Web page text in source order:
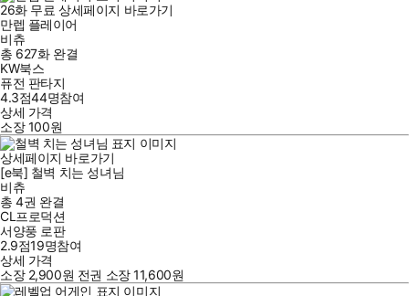
26화 무료 상세페이지 바로가기
만렙 플레이어
비츄
총 627화 완결
KW북스
퓨전 판타지
4.3점44명참여
상세 가격
소장100원
상세페이지 바로가기
[e북] 철벽 치는 성녀님
비츄
총 4권 완결
CL프로덕션
서양풍 로판
2.9점19명참여
상세 가격
소장 2,900원 전권 소장11,600원